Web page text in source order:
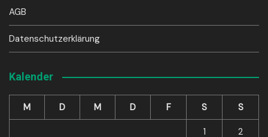
AGB
Datenschutzerklärung
Kalender
M D M D F S S
1 2